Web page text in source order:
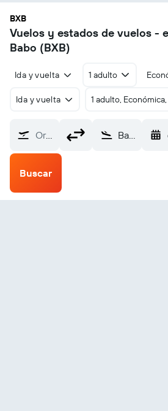
BXB
Vuelos y estados de vuelos -
Babo (BXB)
Ida y vuelta 1 adulto
Ida y vuelta 1 adulto,
Origen Babo (BXB)
Buscar